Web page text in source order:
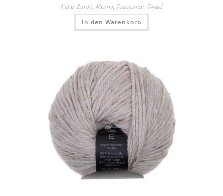
Atelier Zitron, Merino, Tasmanian Tweed
In den Warenkorb